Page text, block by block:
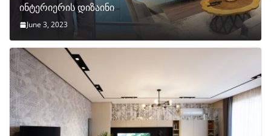
ინტერიერის დიზაინი
June 3, 2023